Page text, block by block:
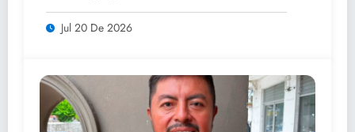
caminos
Jul 20 De 2026